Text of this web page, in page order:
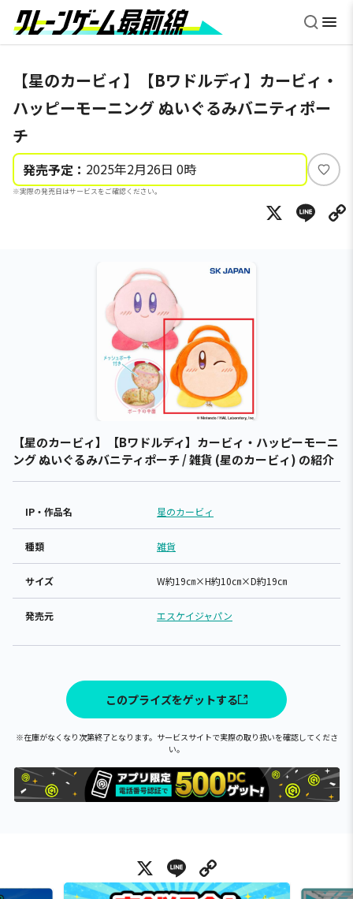
【星のカービィ】【Bワドルディ】カービィ・
ハッピーモーニング ぬいぐるみバニティポー
チ
発売予定： 2025年2月26日 0時
※実際の発売日はサービスをご確認ください。
い
ね
X
【星のカービィ】【Bワドルディ】カービィ・ハッピーモーニ
ング ぬいぐるみバニティポーチ / 雑貨 (星のカービィ) の紹介
IP・作品名 星のカービィ
種類 雑貨
サイズ W約19㎝×H約10㎝×D約19㎝
発売元 エスケイジャパン
このプライズをゲットする
※在庫がなくなり次第終了となります。サービスサイトで実際の取り扱いを確認してくださ
い。
X Line